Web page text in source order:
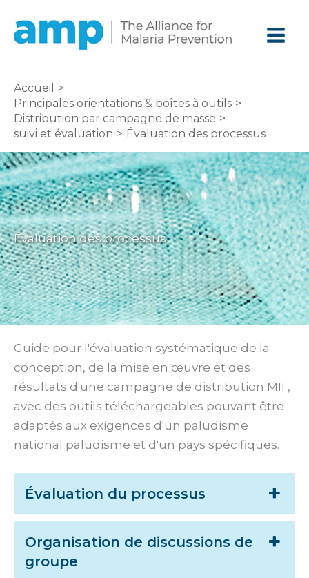
contenu
Accueil
Principales orientations & boîtes à outils
Distribution par campagne de masse
suivi et évaluation
Évaluation des processus
Évaluation des processus
Guide pour l'évaluation systématique de la
conception, de la mise en œuvre et des
résultats d'une campagne de distribution MII ,
avec des outils téléchargeables pouvant être
adaptés aux exigences d'un paludisme
national paludisme et d'un pays spécifiques.
Évaluation du processus
Organisation de discussions de
groupe